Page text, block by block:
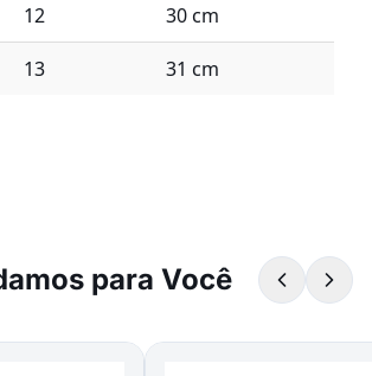
12 30 cm
13 31 cm
para Você